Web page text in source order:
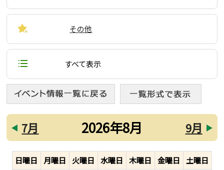
その他
すべて表示
7月 9月
2026年8月
日曜日 月曜日 火曜日 水曜日 木曜日 金曜日
土曜日